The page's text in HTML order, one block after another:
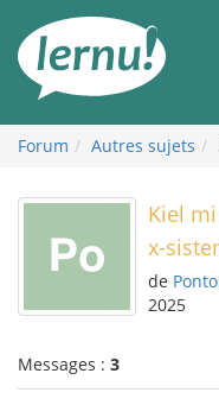
contenu
Forum Autres sujets
Kiel
x-
de
2025
Messages : 3